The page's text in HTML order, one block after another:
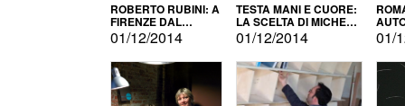
ROBERTO RUBINI: A
FIRENZE DAL
PRODOTTO ALLA
PROMOZIONE
01/12/2014
TESTA MANI E CUORE:
LA SCELTA DI MICHELE
BARBERIO
01/12/2014 01/